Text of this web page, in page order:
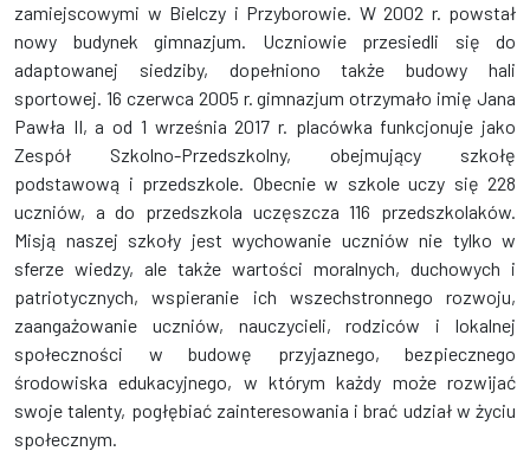
zamiejscowymi w Bielczy i Przyborowie. W 2002 r. powstał
nowy budynek gimnazjum. Uczniowie przesiedli się do
adaptowanej siedziby, dopełniono także budowy hali
sportowej. 16 czerwca 2005 r. gimnazjum otrzymało imię Jana
Pawła II, a od 1 września 2017 r. placówka funkcjonuje jako
Zespół Szkolno-Przedszkolny, obejmujący szkołę
podstawową i przedszkole. Obecnie w szkole uczy się 228
uczniów, a do przedszkola uczęszcza 116 przedszkolaków.
Misją naszej szkoły jest wychowanie uczniów nie tylko w
sferze wiedzy, ale także wartości moralnych, duchowych i
patriotycznych, wspieranie ich wszechstronnego rozwoju,
zaangażowanie uczniów, nauczycieli, rodziców i lokalnej
społeczności w budowę przyjaznego, bezpiecznego
środowiska edukacyjnego, w którym każdy może rozwijać
swoje talenty, pogłębiać zainteresowania i brać udział w życiu
społecznym.